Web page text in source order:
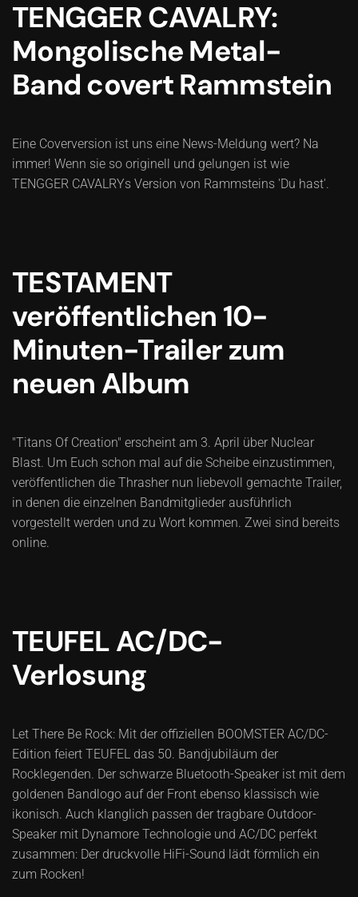
TENGGER CAVALRY:
Mongolische Metal-
Band covert Rammstein
Eine Coverversion ist uns eine News-Meldung wert? Na
immer! Wenn sie so originell und gelungen ist wie
TENGGER CAVALRYs Version von Rammsteins 'Du hast'.
TESTAMENT
veröffentlichen 10-
Minuten-Trailer zum
neuen Album
"Titans Of Creation" erscheint am 3. April über Nuclear
Blast. Um Euch schon mal auf die Scheibe einzustimmen,
veröffentlichen die Thrasher nun liebevoll gemachte Trailer,
in denen die einzelnen Bandmitglieder ausführlich
vorgestellt werden und zu Wort kommen. Zwei sind bereits
online.
TEUFEL AC/DC-
Verlosung
Let There Be Rock: Mit der offiziellen BOOMSTER AC/DC-
Edition feiert TEUFEL das 50. Bandjubiläum der
Rocklegenden. Der schwarze Bluetooth-Speaker ist mit dem
goldenen Bandlogo auf der Front ebenso klassisch wie
ikonisch. Auch klanglich passen der tragbare Outdoor-
Speaker mit Dynamore Technologie und AC/DC perfekt
zusammen: Der druckvolle HiFi-Sound lädt förmlich ein
zum Rocken!